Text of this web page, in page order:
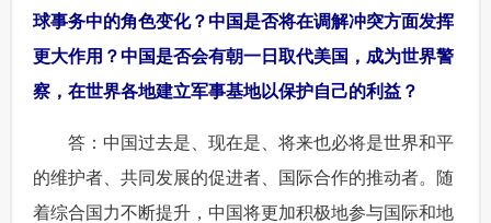
球事务中的角色变化？中国是否将在调解冲突方面发挥
更大作用？中国是否会有朝一日取代美国，成为世界警
察，在世界各地建立军事基地以保护自己的利益？
答：中国过去是、现在是、将来也必将是世界和平
的维护者、共同发展的促进者、国际合作的推动者。随
着综合国力不断提升，中国将更加积极地参与国际和地